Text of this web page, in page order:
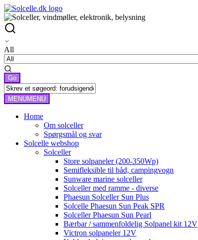
All
MENUMENU
Home
Om solceller
Spørgsmål og svar
Solcelle webshop
Solceller
Store solpaneler (200-350Wp)
Semifleksible til båd, campingvogn
Sunware marine solceller
Solceller med ramme - diverse
Phaesun Solceller Sun Plus
Solcelle Phaesun Sun Peak SPR
Solceller Phaesun Sun Pearl
Bærbar / sammenfoldelig Solpanel kit 12V
Victron solpaneler 12V